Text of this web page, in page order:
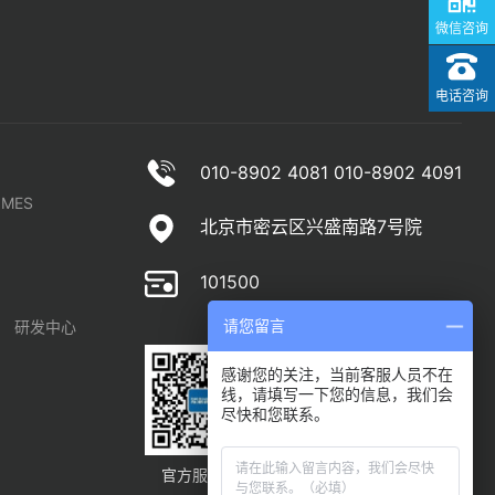
MES
研发中心
010-8902 4081 010-8902 4091
北京市密云区兴盛南路7号院
101500
官方服务号 官方订阅号
微信咨询
电话咨询
请您留言
感谢您的关注，当前客服人员不在
线，请填写一下您的信息，我们会
尽快和您联系。